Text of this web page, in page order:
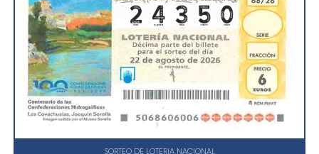
SORTEO DE LOTERIA NACIONAL